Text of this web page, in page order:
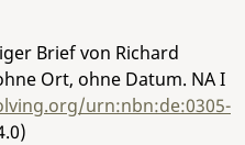
Brief von Richard
Ort, ohne Datum. NA I
urn:nbn:de:0305-